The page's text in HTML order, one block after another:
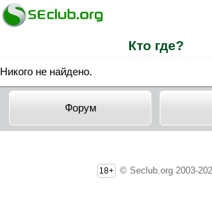
Кто где?
Никого не найдено.
Форум
18+ © Seclub.org 2003-